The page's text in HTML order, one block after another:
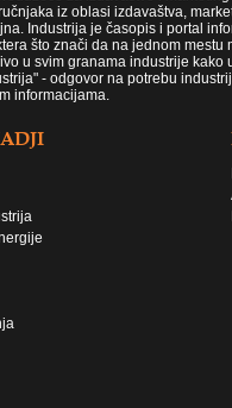
iz oblasi izdavaštva,
Industrija je časopis i portal
što znači da na jednom mestu
u svim granama industrije kako
- odgovor na potrebu
informacijama.